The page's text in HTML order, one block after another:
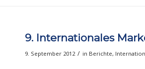
9. Internationales
9. September 2012 / in Berichte,